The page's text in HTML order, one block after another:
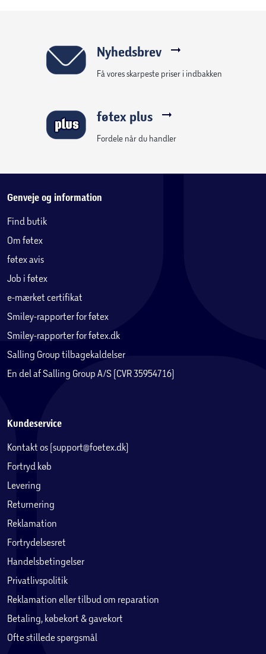
Nyhedsbrev
Få vores skarpeste priser i indbakken
føtex plus
Fordele når du handler
Genveje og information
Find butik
Om føtex
føtex avis
Job i føtex
e-mærket certifikat
Smiley-rapporter for føtex
Smiley-rapporter for føtex.dk
Salling Group tilbagekaldelser
En del af Salling Group A/S (CVR 35954716)
Kundeservice
Kontakt os (support@foetex.dk)
Fortryd køb
Levering
Returnering
Reklamation
Fortrydelsesret
Handelsbetingelser
Privatlivspolitik
Reklamation eller tilbud om reparation
Betaling, købekort & gavekort
Ofte stillede spørgsmål